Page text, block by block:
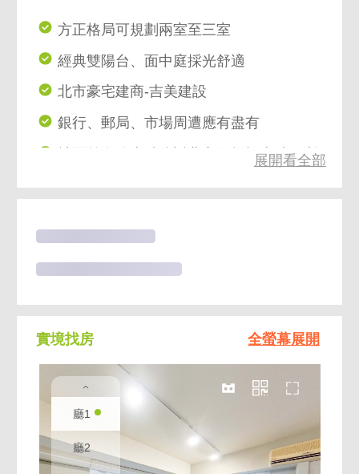
方正格局可規劃兩室至三室
經典雙陽台、面中庭採光舒適
北市豪宅建商-吉美建設
銀行、郵局、市場周遭應有盡有
社區前有公車站往返北市及板橋車站便利
正中山路門牌辨識度高
展開看全部
實境找房 全螢幕展開